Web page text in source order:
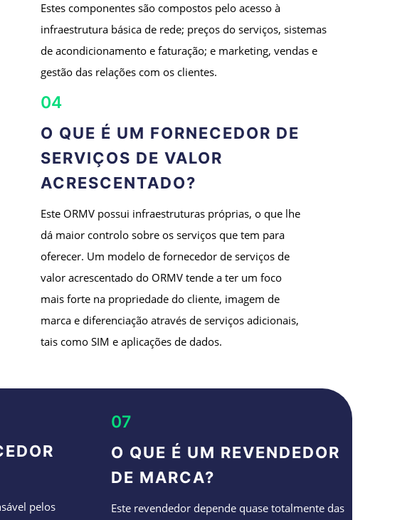
Estes componentes são compostos pelo acesso à
infraestrutura básica de rede; preços do serviços, sistemas
de acondicionamento e faturação; e marketing, vendas e
gestão das relações com os clientes.
04
O QUE É UM FORNECEDOR DE
SERVIÇOS DE VALOR
ACRESCENTADO?
Este ORMV possui infraestruturas próprias, o que lhe
dá maior controlo sobre os serviços que tem para
oferecer. Um modelo de fornecedor de serviços de
valor acrescentado do ORMV tende a ter um foco
mais forte na propriedade do cliente, imagem de
marca e diferenciação através de serviços adicionais,
tais como SIM e aplicações de dados.
pelos
07
O QUE É UM REVENDEDOR
DE MARCA?
Este revendedor depende quase totalmente das